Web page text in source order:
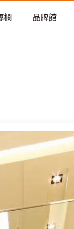
欄 品牌館